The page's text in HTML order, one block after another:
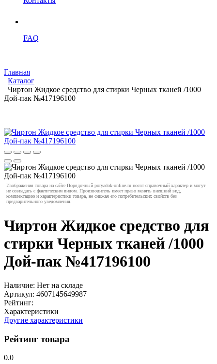
FAQ
Главная
Каталог
Чиртон Жидкое средство для стирки Черных тканей /1000
Дой-пак №417196100
Изображения товара на сайте Порядочный poryadok-online.ru носят справочный характер и могут
не совпадать с фактическим видом. Производитель имеет право менять внешний вид,
комплектацию и характеристики товара, не снижая его потребительских свойств без
предварительного уведомления.
Чиртон Жидкое средство для
стирки Черных тканей /1000
Дой-пак №417196100
Наличие: Нет на складе
Артикул: 4607145649987
Рейтинг:
Характеристики
Другие характеристики
Рейтинг товара
0.0